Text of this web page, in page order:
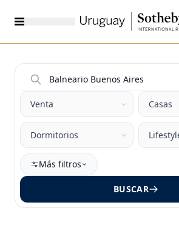
Más filtros
BUSCAR